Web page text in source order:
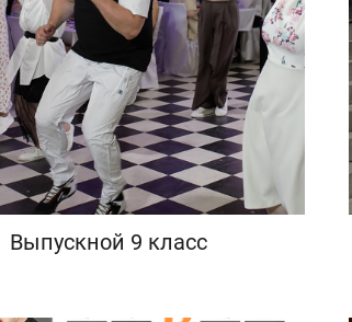
Выпускной 9 класс